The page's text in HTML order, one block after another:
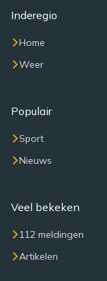
Inderegio
Home
Weer
Populair
Sport
Nieuws
Veel bekeken
112 meldingen
Artikelen